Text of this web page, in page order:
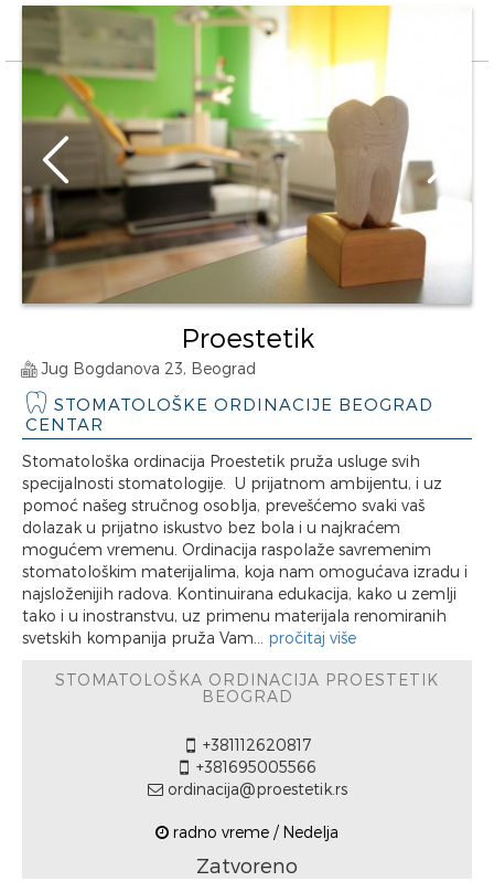
Proestetik
Jug Bogdanova 23, Beograd
STOMATOLOŠKE ORDINACIJE BEOGRAD
CENTAR
Stomatološka ordinacija Proestetik pruža usluge svih
specijalnosti stomatologije. U prijatnom ambijentu, i uz
pomoć našeg stručnog osoblja, prevešćemo svaki vaš
dolazak u prijatno iskustvo bez bola i u najkraćem
mogućem vremenu. Ordinacija raspolaže savremenim
stomatološkim materijalima, koja nam omogućava izradu i
najsloženijih radova. Kontinuirana edukacija, kako u zemlji
tako i u inostranstvu, uz primenu materijala renomiranih
svetskih kompanija pruža Vam... pročitaj više
STOMATOLOŠKA ORDINACIJA PROESTETIK
BEOGRAD
+381112620817
+381695005566
ordinacija@proestetik.rs
radno vreme / Nedelja
Zatvoreno